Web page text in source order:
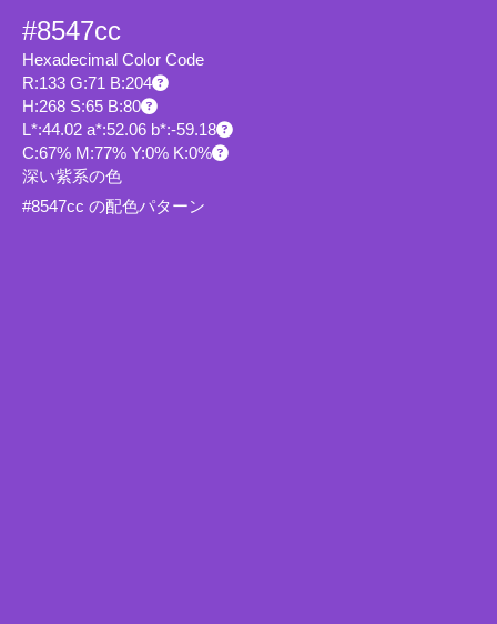
#8547cc
Hexadecimal Color Code
R:133 G:71 B:204
H:268 S:65 B:80
L*:44.02 a*:52.06 b*:-59.18
C:67% M:77% Y:0% K:0%
深い紫系の色
#8547cc の配色パターン